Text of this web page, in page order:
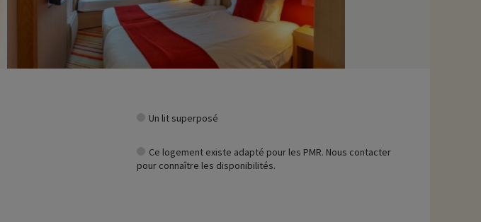
Un lit superposé
Ce logement existe adapté pour les PMR. Nous contacter
pour connaître les disponibilités.